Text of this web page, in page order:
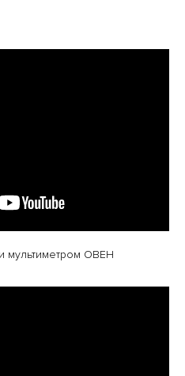
мультиметром ОВЕН